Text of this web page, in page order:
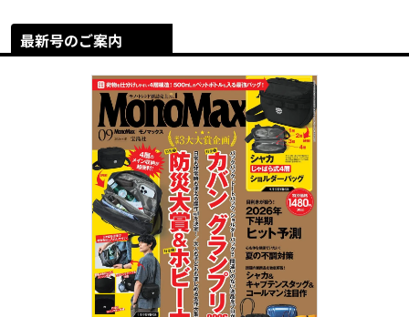
最新号のご案内